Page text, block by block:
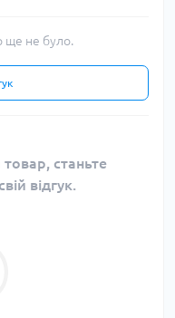
ще не було.
станьте
відгук.